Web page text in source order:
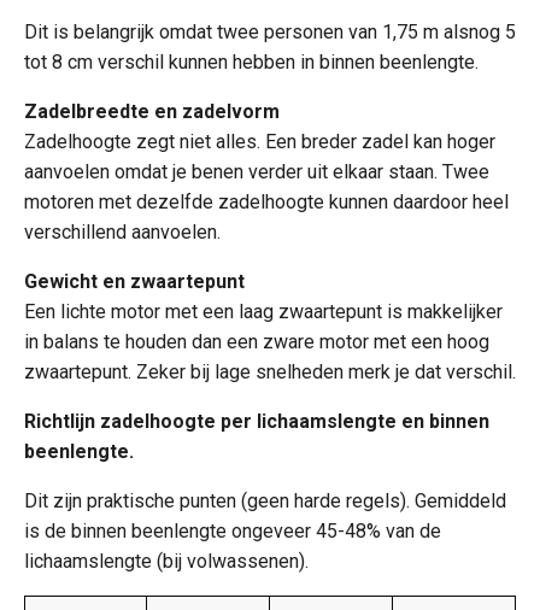
Dit is belangrijk omdat twee personen van 1,75 m alsnog 5
tot 8 cm verschil kunnen hebben in binnen beenlengte.
Zadelbreedte en zadelvorm
Zadelhoogte zegt niet alles. Een breder zadel kan hoger
aanvoelen omdat je benen verder uit elkaar staan. Twee
motoren met dezelfde zadelhoogte kunnen daardoor heel
verschillend aanvoelen.
Gewicht en zwaartepunt
Een lichte motor met een laag zwaartepunt is makkelijker
in balans te houden dan een zware motor met een hoog
zwaartepunt. Zeker bij lage snelheden merk je dat verschil.
Richtlijn zadelhoogte per lichaamslengte en binnen
beenlengte.
Dit zijn praktische punten (geen harde regels). Gemiddeld
is de binnen beenlengte ongeveer 45-48% van de
lichaamslengte (bij volwassenen).